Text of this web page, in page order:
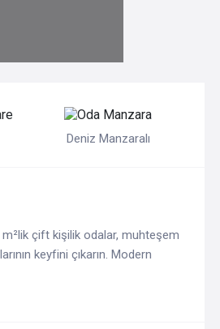
Deniz Manzaralı
m²lik çift kişilik odalar, muhteşem
keyfini çıkarın. Modern